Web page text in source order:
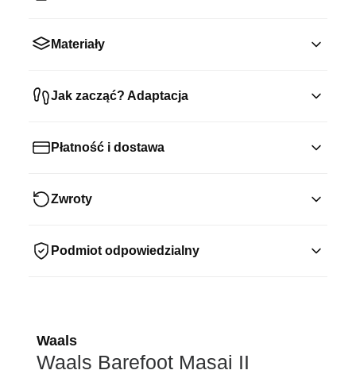
Materiały
Jak zacząć? Adaptacja
Płatność i dostawa
Zwroty
Podmiot odpowiedzialny
Waals
Waals Barefoot Masai II